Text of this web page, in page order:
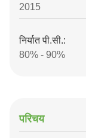
2015
निर्यात पी.सी.:
80% - 90%
परिचय